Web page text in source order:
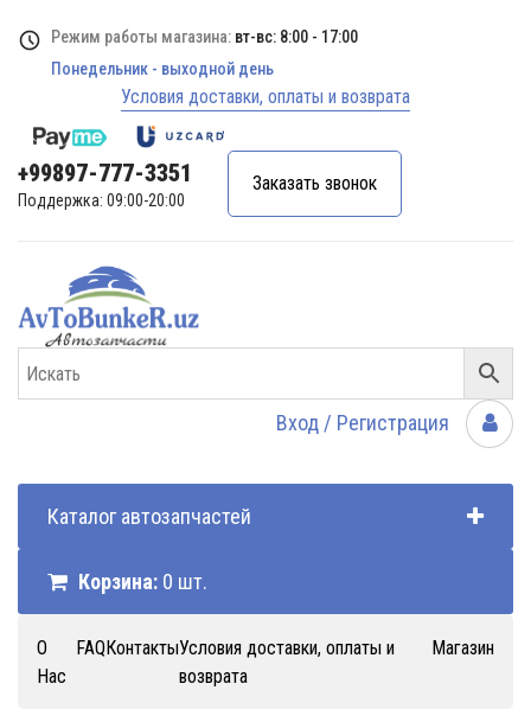
Режим работы магазина: вт-вс: 8:00 - 17:00
Понедельник - выходной день
Условия доставки, оплаты и возврата
+99897-777-3351
Поддержка: 09:00-20:00
Заказать звонок
Вход / Регистрация
Каталог автозапчастей
Корзина: 0 шт.
О
Нас
FAQКонтактыУсловия доставки, оплаты и
возврата
Магазин